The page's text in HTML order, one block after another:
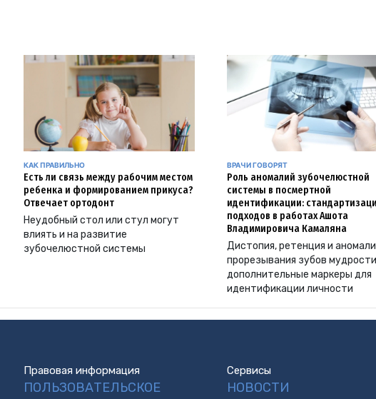
КАК ПРАВИЛЬНО
Есть ли связь между рабочим местом
ребенка и формированием прикуса?
Отвечает ортодонт
Неудобный стол или стул могут
влиять и на развитие
зубочелюстной системы
ВРАЧИ ГОВОРЯТ
Роль аномалий зубочелюстной
системы в посмертной
идентификации:
подходов в работах Ашота
Владимировича Камаляна
Дистопия, ретенция и
прорезывания зубов
дополнительные маркеры для
идентификации личности
Правовая информация
ПОЛЬЗОВАТЕЛЬСКОЕ
Сервисы
НОВОСТИ